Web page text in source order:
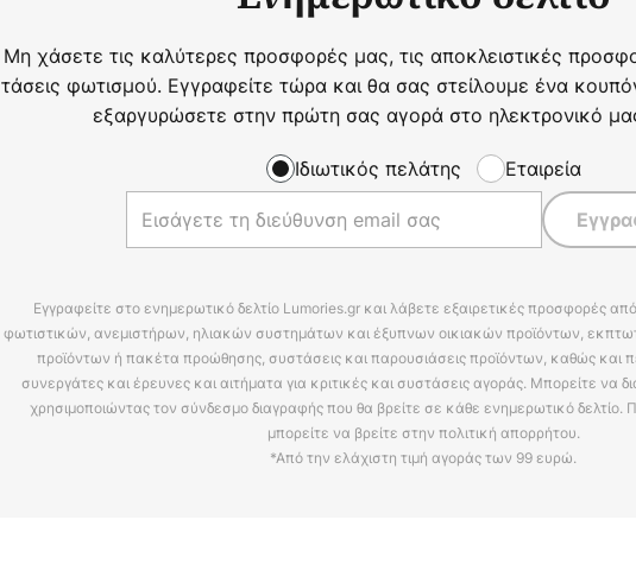
Μη χάσετε τις καλύτερες προσφορές μας, τις αποκλειστικές
τάσεις φωτισμού. Εγγραφείτε τώρα και θα σας στείλουμε ένα
εξαργυρώσετε στην πρώτη σας αγορά στο ηλεκτρονικό
Ιδιωτικός πελάτης Εταιρεία
Εγγραφείτε στο ενημερωτικό δελτίο Lumories.gr και λάβετε εξαιρετικές προσφορές
φωτιστικών, ανεμιστήρων, ηλιακών συστημάτων και έξυπνων οικιακών προϊόντων,
προϊόντων ή πακέτα προώθησης, συστάσεις και παρουσιάσεις προϊόντων, καθώς και
συνεργάτες και έρευνες και αιτήματα για κριτικές και συστάσεις αγοράς. Μπορείτε να
χρησιμοποιώντας τον σύνδεσμο διαγραφής που θα βρείτε σε κάθε ενημερωτικό δελτίο.
μπορείτε να βρείτε στην πολιτική απορρήτου.
*Από την ελάχιστη τιμή αγοράς των 99 ευρώ.